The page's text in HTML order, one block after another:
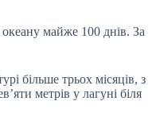
майже 100 днів. За
більше трьох місяців, з
метрів у лагуні біля